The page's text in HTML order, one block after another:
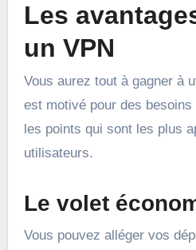
Les
un VPN
Vous aurez tout à gagner à
est motivé pour des
les points qui sont les plus
utilisateurs.
Le volet
Vous pouvez alléger vos